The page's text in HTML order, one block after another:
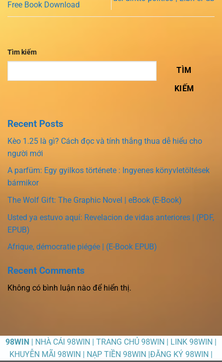
Free Book Download
Tìm kiếm
TÌM
KIẾM
Recent Posts
Kèo 1.25 là gì? Cách đọc và tính thắng thua dễ hiểu cho
người mới
A parfüm: Egy gyilkos története : Ingyenes könyvletöltések
bármikor
The Wolf Gift: The Graphic Novel | eBook (E-Book)
Usted ya estuvo aquí: Revelacion de vidas anteriores | (PDF,
EPUB)
Afrique, démocratie piégée | (E-Book EPUB)
Recent Comments
Không có bình luận nào để hiển thị.
98WIN | NHÀ CÁI 98WIN | TRANG CHỦ 98WIN | LINK 98WIN |
KHUYỄN MÃI 98WIN | NẠP TIỀN 98WIN |ĐĂNG KÝ 98WIN |